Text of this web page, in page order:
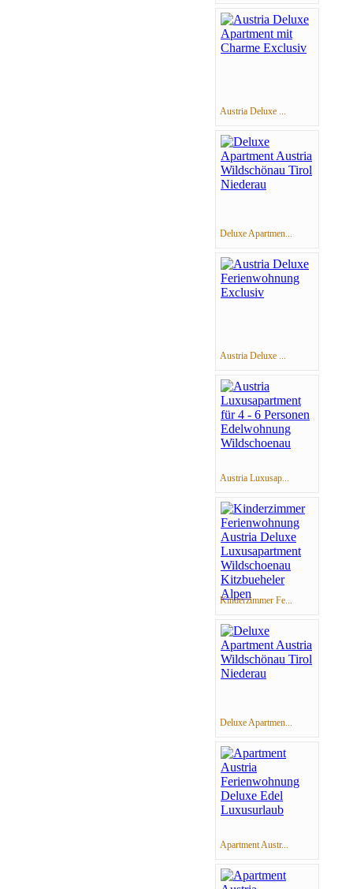
Austria Deluxe ...
Deluxe Apartmen...
Austria Deluxe ...
Austria Luxusap...
Kinderzimmer Fe...
Deluxe Apartmen...
Apartment Austr...